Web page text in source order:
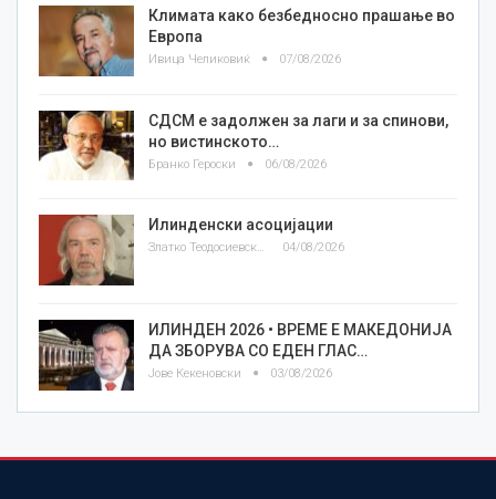
Климата како безбедносно прашање во
Европа
Ивица Челиковиќ 07/08/2026
СДСМ е задолжен за лаги и за спинови,
но вистинското…
Бранко Героски 06/08/2026
Илинденски асоцијации
Златко Теодосиевски 04/08/2026
ИЛИНДЕН 2026 • ВРЕМЕ Е МАКЕДОНИЈА
ДА ЗБОРУВА СО ЕДЕН ГЛАС…
Јове Кекеновски 03/08/2026